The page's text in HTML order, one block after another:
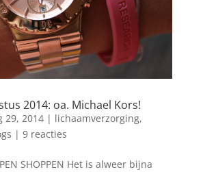
2014: oa. Michael Kors!
29, 2014| lichaamverzorging,
| 9 reacties
SHOPPEN Het is alweer bijna